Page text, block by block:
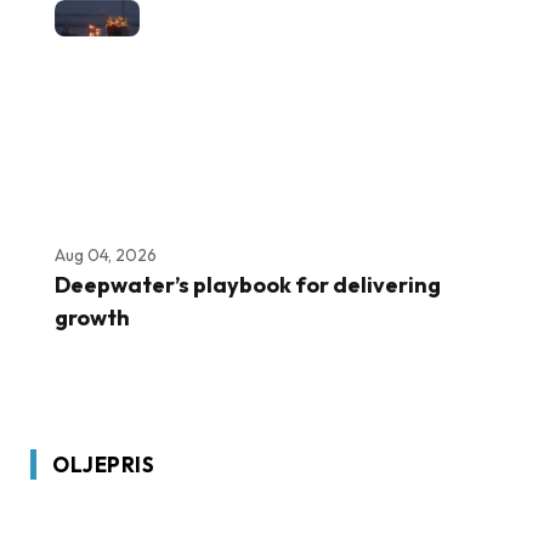
Aug 04, 2026
Deepwater’s playbook for delivering
growth
OLJEPRIS